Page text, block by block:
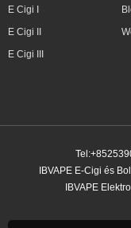
E Cigi I
E Cigi II
E Cigi III
IBVAPE E-Cigi és
IBVAPE